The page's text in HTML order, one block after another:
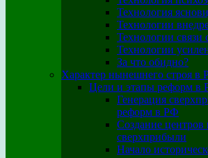
Технология
Технологии
Технологии связи
Технологии
За что обидно?
Характер нынешнего строя в
Цели и этапы реформ в
Генерация
реформ в РФ
Создание центров
сверхприбыли
Начало